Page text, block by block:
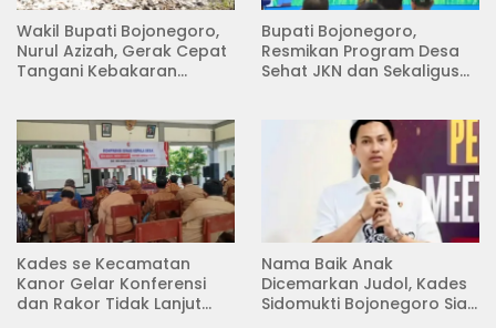
Wakil Bupati Bojonegoro,
Nurul Azizah, Gerak Cepat
Tangani Kebakaran
Bupati Bojonegoro,
Resmikan Program Desa
Sehat JKN dan Sekaligus
Kades se Kecamatan
Kanor Gelar Konferensi
dan Rakor Tidak Lanjut
Nama Baik Anak
Dicemarkan Judol, Kades
Sidomukti Bojonegoro Siap